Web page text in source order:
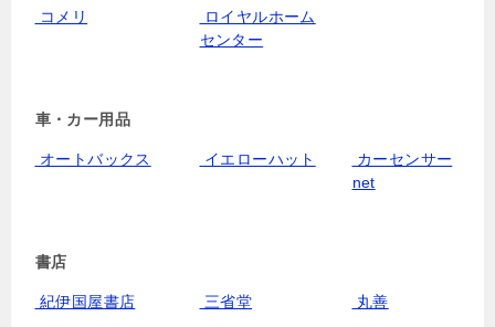
コメリ
ロイヤルホーム
センター
車・カー用品
オートバックス イエローハット
カーセンサー
net
書店
紀伊国屋書店 三省堂 丸善